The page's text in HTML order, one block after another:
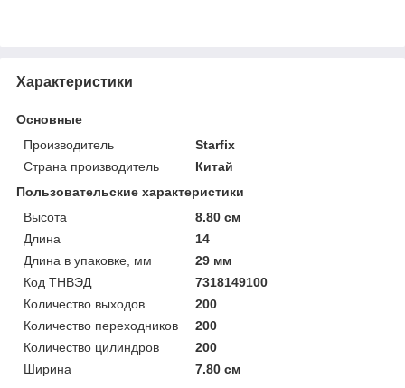
Характеристики
Основные
Производитель
Starfix
Страна производитель
Китай
Пользовательские характеристики
Высота
8.80 см
Длина
14
Длина в упаковке, мм
29 мм
Код ТНВЭД
7318149100
Количество выходов
200
Количество переходников
200
Количество цилиндров
200
Ширина
7.80 см